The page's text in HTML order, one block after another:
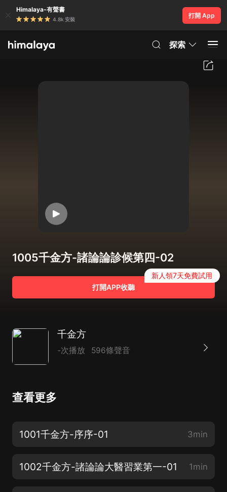
Himalaya-有聲書
4.8k 安裝
打開 App
探索
1005千金方-諸論論診候第四-02
打開APP收聽
新人領7天免費試用
千金方
-次播放 596條聲音
查看更多
1001千金方-序序-01 3min
1002千金方-諸論論大醫習業第一-01 1min